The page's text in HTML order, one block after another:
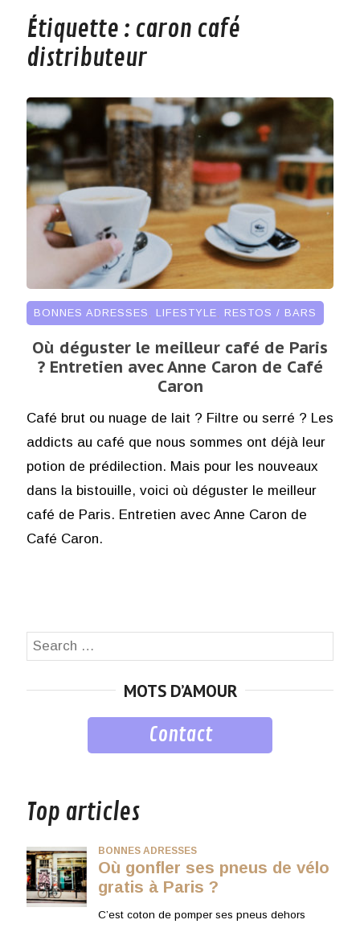
Étiquette : caron café
distributeur
BONNES ADRESSES LIFESTYLE RESTOS / BARS
Où déguster le meilleur café de Paris
? Entretien avec Anne Caron de Café
Caron
Café brut ou nuage de lait ? Filtre ou serré ? Les
addicts au café que nous sommes ont déjà leur
potion de prédilection. Mais pour les nouveaux
dans la bistouille, voici où déguster le meilleur
café de Paris. Entretien avec Anne Caron de
Café Caron.
Search
MOTS D’AMOUR
Contact
Top articles